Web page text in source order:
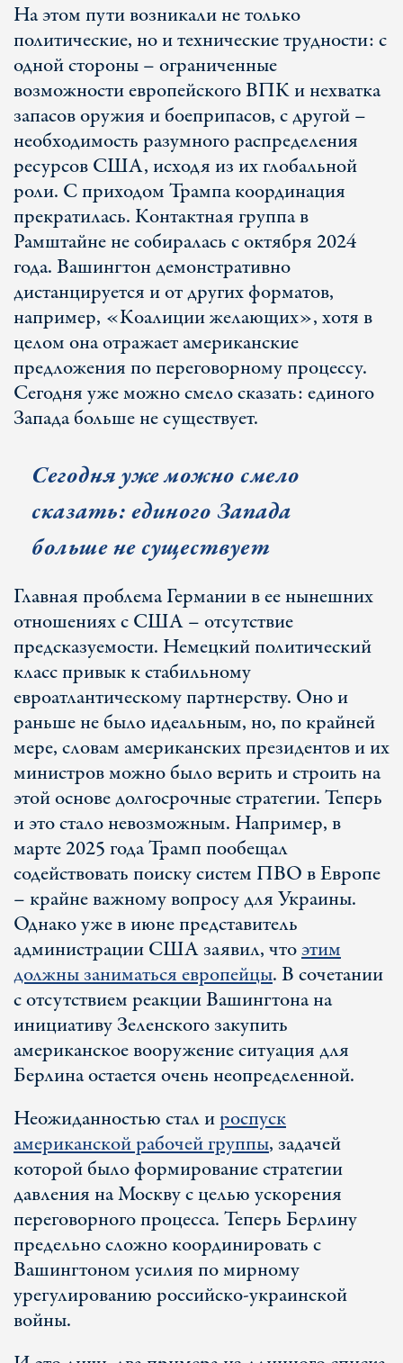
На этом пути возникали не только
политические, но и технические трудности: с
одной стороны – ограниченные
возможности европейского ВПК и нехватка
запасов оружия и боеприпасов, с другой –
необходимость разумного распределения
ресурсов США, исходя из их глобальной
роли. С приходом Трампа координация
прекратилась. Контактная группа в
Рамштайне не собиралась с октября 2024
года. Вашингтон демонстративно
дистанцируется и от других форматов,
например, «Коалиции желающих», хотя в
целом она отражает американские
предложения по переговорному процессу.
Сегодня уже можно смело сказать: единого
Запада больше не существует.
Сегодня уже можно смело
сказать:единого Запада
больше не существует
Главная проблема Германии в ее нынешних
отношениях с США – отсутствие
предсказуемости. Немецкий политический
класс привык к стабильному
евроатлантическому партнерству. Оно и
раньше не было идеальным, но, по крайней
мере, словам американских президентов и их
министров можно было верить и строить на
этой основе долгосрочные стратегии. Теперь
и это стало невозможным. Например, в
марте 2025 года Трамп пообещал
содействовать поиску систем ПВО в Европе
– крайне важному вопросу для Украины.
Однако уже в июне представитель
администрации США заявил, чтоэтим
должны заниматься европейцы. В сочетании
с отсутствием реакции Вашингтона на
инициативу Зеленского закупить
американское вооружение ситуация для
Берлина остается очень неопределенной.
Неожиданностью стал ироспуск
американской рабочей группы, задачей
которой было формирование стратегии
давления на Москву с целью ускорения
переговорного процесса. Теперь Берлину
предельно сложно координировать с
Вашингтоном усилия по мирному
урегулированию российско-украинской
войны.